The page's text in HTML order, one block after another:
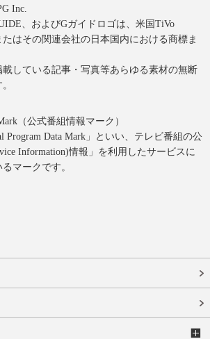
Inc.
、およびGガイドロゴは、米国TiVo
たはその関連会社の日本国内における商標ま
している記事・写真等あらゆる素材の無断
（公式番組情報マーク）
Program Data Mark」といい、テレビ番組の公
Information)情報」を利用したサービスに
マークです。